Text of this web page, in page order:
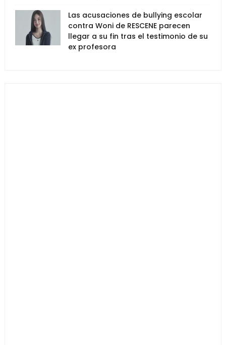
Las acusaciones de bullying escolar
contra Woni de RESCENE parecen
llegar a su fin tras el testimonio de su
ex profesora